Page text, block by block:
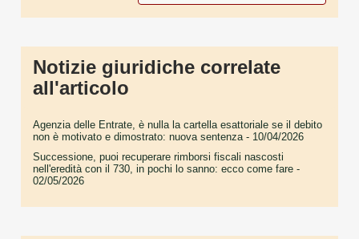
Notizie giuridiche correlate
all'articolo
Agenzia delle Entrate, è nulla la cartella esattoriale se il debito
non è motivato e dimostrato: nuova sentenza- 10/04/2026
Successione, puoi recuperare rimborsi fiscali nascosti
nell'eredità con il 730, in pochi lo sanno: ecco come fare -
02/05/2026